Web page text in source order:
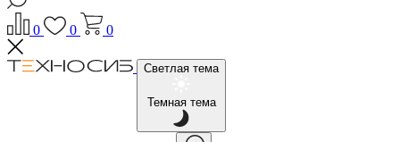
0 0 0
Светлая тема
Темная тема